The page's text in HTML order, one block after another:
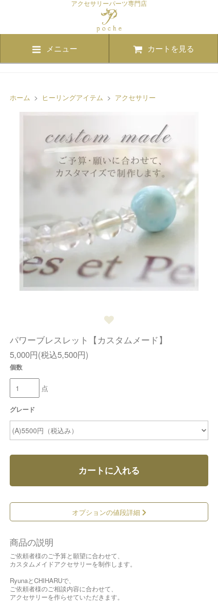
アクセサリーパーツ専門店
メニュー カートを見る
ホーム > ヒーリングアイテム > アクセサリー
パワーブレスレット【カスタムメード】
5,000円(税込5,500円)
個数
点
グレード
カートに入れる
オプションの値段詳細
商品の説明
ご依頼者様のご予算と願望に合わせて、
カスタムメイドアクセサリーを制作します。
RyunaとCHIHARUで、
ご依頼者様のご相談内容に合わせて、
アクセサリーを作らせていただきます。